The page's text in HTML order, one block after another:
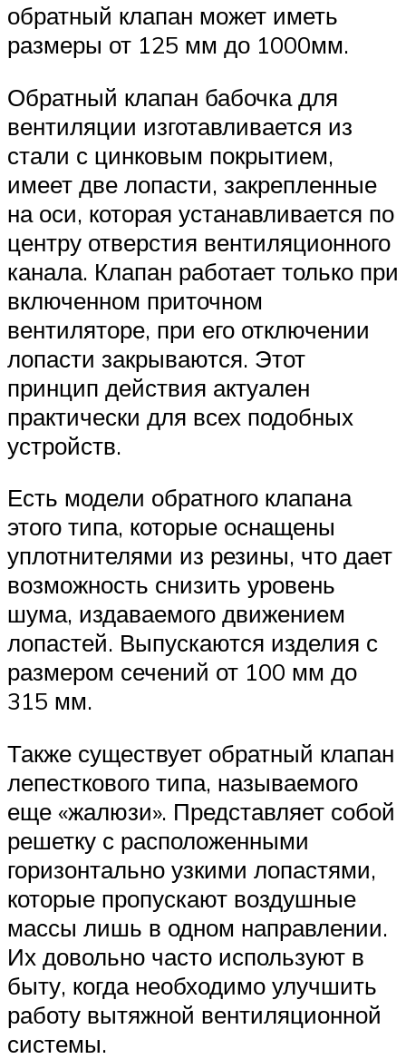
обратный клапан может иметь
размеры от 125 мм до 1000мм.
Обратный клапан бабочка для
вентиляции изготавливается из
стали с цинковым покрытием,
имеет две лопасти, закрепленные
на оси, которая устанавливается по
центру отверстия вентиляционного
канала. Клапан работает только при
включенном приточном
вентиляторе, при его отключении
лопасти закрываются. Этот
принцип действия актуален
практически для всех подобных
устройств.
Есть модели обратного клапана
этого типа, которые оснащены
уплотнителями из резины, что дает
возможность снизить уровень
шума, издаваемого движением
лопастей. Выпускаются изделия с
размером сечений от 100 мм до
315 мм.
Также существует обратный клапан
лепесткового типа, называемого
еще «жалюзи». Представляет собой
решетку с расположенными
горизонтально узкими лопастями,
которые пропускают воздушные
массы лишь в одном направлении.
Их довольно часто используют в
быту, когда необходимо улучшить
работу вытяжной вентиляционной
системы.